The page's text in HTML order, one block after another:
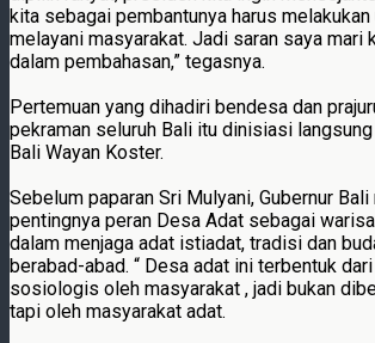
kita sebagai pembantunya harus melakukan
melayani masyarakat. Jadi saran saya mari
dalam pembahasan,” tegasnya.
Pertemuan yang dihadiri bendesa dan
pekraman seluruh Bali itu dinisiasi
Bali Wayan Koster.
Sebelum paparan Sri Mulyani, Gubernur
pentingnya peran Desa Adat sebagai
dalam menjaga adat istiadat, tradisi dan
berabad-abad. “ Desa adat ini terbentuk
sosiologis oleh masyarakat , jadi bukan
tapi oleh masyarakat adat.